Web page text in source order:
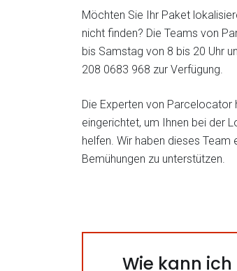
Möchten Sie Ihr Paket
nicht finden? Die Teams von
bis Samstag von 8 bis 20 Uhr
208 0683 968 zur Verfügung.
Die Experten von Parcelocator
eingerichtet, um Ihnen bei der
helfen. Wir haben dieses Team
Bemühungen zu unterstützen.
Wie kann